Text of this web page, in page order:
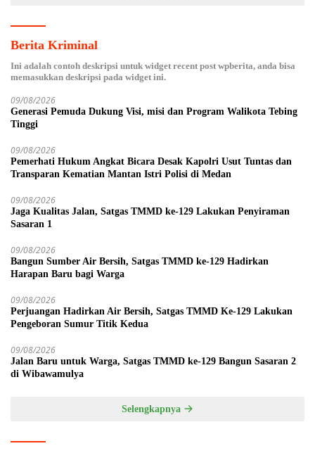
Berita Kriminal
Ini adalah contoh deskripsi untuk widget recent post wpberita, anda bisa
memasukkan deskripsi pada widget ini.
09/08/2026
Generasi Pemuda Dukung Visi, misi dan Program Walikota Tebing
Tinggi
09/08/2026
Pemerhati Hukum Angkat Bicara Desak Kapolri Usut Tuntas dan
Transparan Kematian Mantan Istri Polisi di Medan
09/08/2026
Jaga Kualitas Jalan, Satgas TMMD ke-129 Lakukan Penyiraman
Sasaran 1
09/08/2026
Bangun Sumber Air Bersih, Satgas TMMD ke-129 Hadirkan
Harapan Baru bagi Warga
09/08/2026
Perjuangan Hadirkan Air Bersih, Satgas TMMD Ke-129 Lakukan
Pengeboran Sumur Titik Kedua
09/08/2026
Jalan Baru untuk Warga, Satgas TMMD ke-129 Bangun Sasaran 2
di Wibawamulya
Selengkapnya